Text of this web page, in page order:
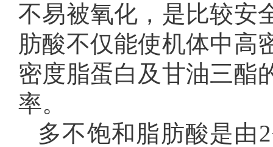
不易被氧化，是比较安
肪酸不仅能使机体中高
密度脂蛋白及甘油三酯
率。
多不饱和脂肪酸是由